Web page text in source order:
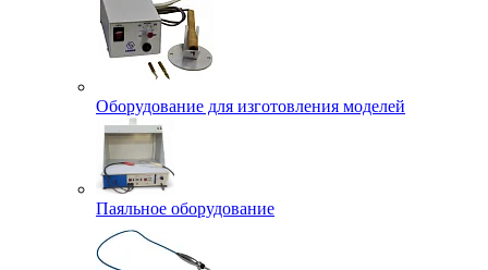
Оборудование для изготовления моделей
Паяльное оборудование